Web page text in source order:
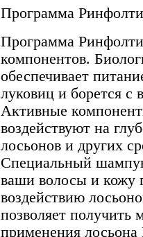
Программа
Программа
компонентов.
обеспечивает
луковиц и борется с
Активные
воздействуют на
лосьонов и других
Специальный
ваши волосы и кожу
воздействию
позволяет получить
применения